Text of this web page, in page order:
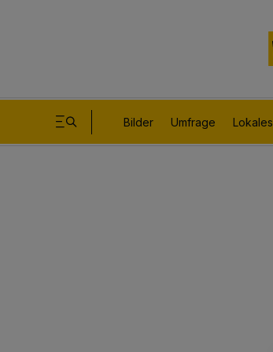
Bilder Umfrage Lokales